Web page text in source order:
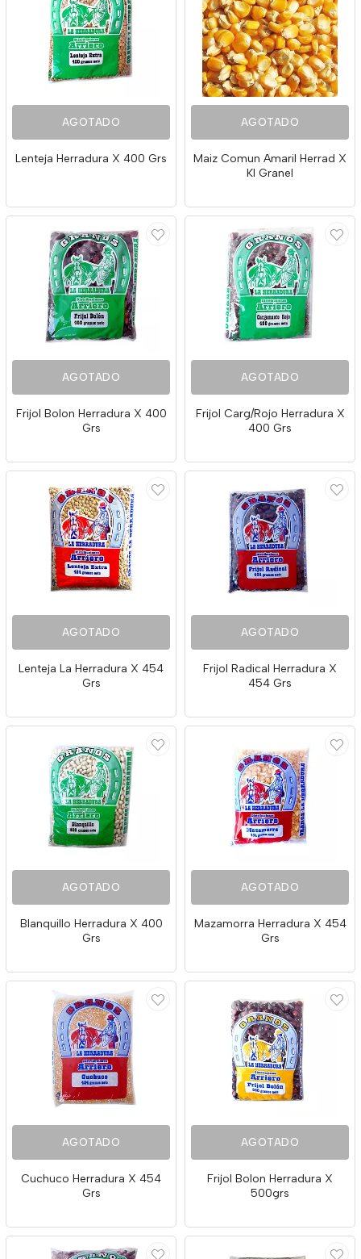
AGOTADO
Lenteja Herradura X 400 Grs
AGOTADO
Maiz Comun Amaril Herrad X
Kl Granel
AGOTADO
Frijol Bolon Herradura X 400
Grs
AGOTADO
Frijol Carg/Rojo Herradura X
400 Grs
AGOTADO
Lenteja La Herradura X 454
Grs
AGOTADO
Frijol Radical Herradura X
454 Grs
AGOTADO
Blanquillo Herradura X 400
Grs
AGOTADO
Mazamorra Herradura X 454
Grs
AGOTADO
Cuchuco Herradura X 454
Grs
AGOTADO
Frijol Bolon Herradura X
500grs